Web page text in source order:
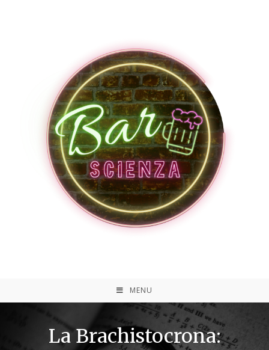
MENU
La Brachistocrona: